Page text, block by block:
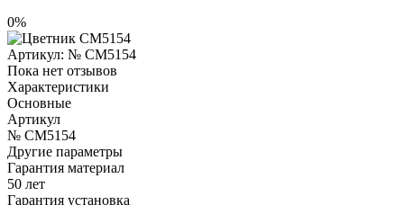
0%
Артикул: № CM5154
Пока нет отзывов
Характеристики
Основные
Артикул
№ CM5154
Другие параметры
Гарантия материал
50 лет
Гарантия установка